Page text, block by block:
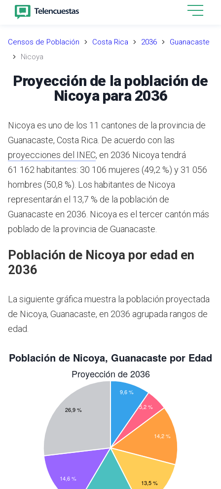
Censos de Población Costa Rica 2036
Guanacaste
Nicoya
Proyección de la población de
Nicoya para 2036
Nicoya es uno de los 11 cantones de la provincia de
Guanacaste, Costa Rica. De acuerdo con las
proyecciones del INEC, en 2036 Nicoya tendrá
61 162 habitantes: 30 106 mujeres (49,2 %) y 31 056
hombres (50,8 %). Los habitantes de Nicoya
representarán el 13,7 % de la población de
Guanacaste en 2036. Nicoya es el tercer cantón más
poblado de la provincia de Guanacaste.
Población de Nicoya por edad en
2036
La siguiente gráfica muestra la población proyectada
de Nicoya, Guanacaste, en 2036 agrupada rangos de
edad.